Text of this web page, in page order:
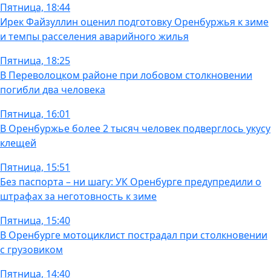
Пятница, 18:44
Ирек Файзуллин оценил подготовку Оренбуржья к зиме
и темпы расселения аварийного жилья
Пятница, 18:25
В Переволоцком районе при лобовом столкновении
погибли два человека
Пятница, 16:01
В Оренбуржье более 2 тысяч человек подверглось укусу
клещей
Пятница, 15:51
Без паспорта – ни шагу: УК Оренбурге предупредили о
штрафах за неготовность к зиме
Пятница, 15:40
В Оренбурге мотоциклист пострадал при столкновении
с грузовиком
Пятница, 14:40